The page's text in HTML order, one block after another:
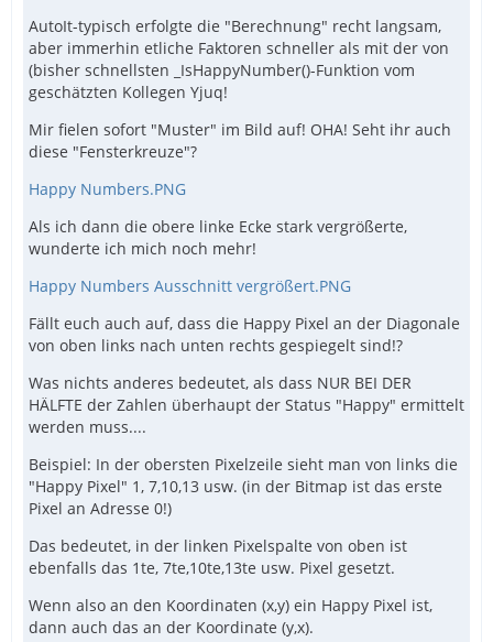
AutoIt-typisch erfolgte die "Berechnung" recht langsam,
aber immerhin etliche Faktoren schneller als mit der von
(bisher schnellsten _IsHappyNumber()-Funktion vom
geschätzten Kollegen Yjuq!
Mir fielen sofort "Muster" im Bild auf! OHA! Seht ihr auch
diese "Fensterkreuze"?
Happy Numbers.PNG
Als ich dann die obere linke Ecke stark vergrößerte,
wunderte ich mich noch mehr!
Happy Numbers Ausschnitt vergrößert.PNG
Fällt euch auch auf, dass die Happy Pixel an der Diagonale
von oben links nach unten rechts gespiegelt sind!?
Was nichts anderes bedeutet, als dass NUR BEI DER
HÄLFTE der Zahlen überhaupt der Status "Happy" ermittelt
werden muss....
Beispiel: In der obersten Pixelzeile sieht man von links die
"Happy Pixel" 1, 7,10,13 usw. (in der Bitmap ist das erste
Pixel an Adresse 0!)
Das bedeutet, in der linken Pixelspalte von oben ist
ebenfalls das 1te, 7te,10te,13te usw. Pixel gesetzt.
Wenn also an den Koordinaten (x,y) ein Happy Pixel ist,
dann auch das an der Koordinate (y,x).